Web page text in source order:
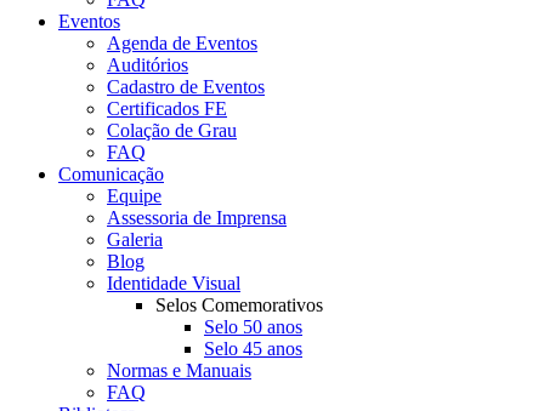
Eventos
Agenda de Eventos
Auditórios
Cadastro de Eventos
Certificados FE
Colação de Grau
FAQ
Comunicação
Equipe
Assessoria de Imprensa
Galeria
Blog
Identidade Visual
Selos Comemorativos
Selo 50 anos
Selo 45 anos
Normas e Manuais
FAQ